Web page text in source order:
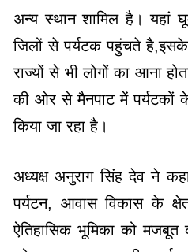
अन्य स्थान शामिल है।
जिलों से पर्यटक पहुंचते
राज्यों से भी लोगों का आना
की ओर से मैनपाट में पर्यटकों
किया जा रहा है।
अध्यक्ष अनुराग सिंह देव ने
पर्यटन, आवास विकास के
ऐतिहासिक भूमिका को मजबूत